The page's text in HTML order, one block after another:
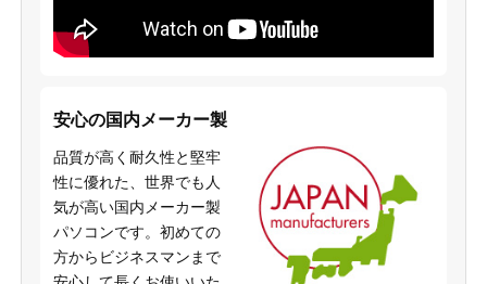
安心の国内メーカー製
品質が高く耐久性と堅牢
性に優れた、世界でも人
気が高い国内メーカー製
パソコンです。初めての
方からビジネスマンまで